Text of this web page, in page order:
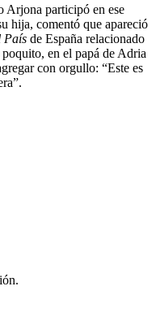
Arjona participó en ese
hija, comentó que apareció
País de España relacionado
en el papá de Adria
con orgullo: “Este es